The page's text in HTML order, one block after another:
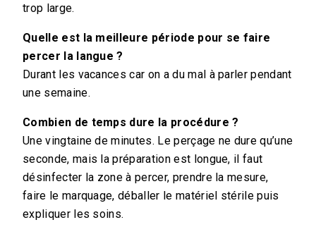
trop large.
Quelle est la meilleure période pour se faire
percer la langue ?
Durant les vacances car on a du mal à parler pendant
une semaine.
Combien de temps dure la procédure ?
Une vingtaine de minutes. Le perçage ne dure qu’une
seconde, mais la préparation est longue, il faut
désinfecter la zone à percer, prendre la mesure,
faire le marquage, déballer le matériel stérile puis
expliquer les soins.